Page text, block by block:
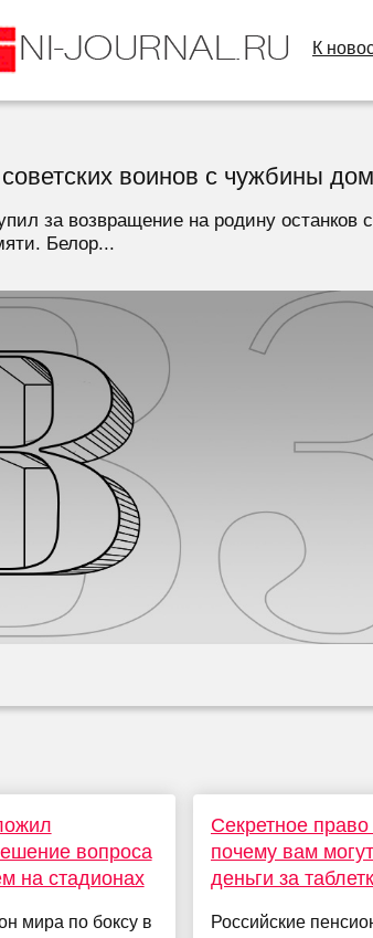
К
воинов с чужбины
за возвращение на родину останков
Белор...
вопроса
на стадионах
мира по боксу в
Секретное
почему вам
деньги за
Российские